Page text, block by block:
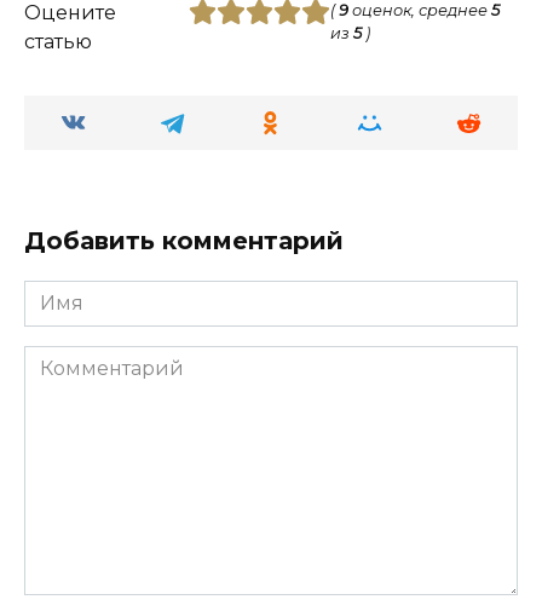
Оцените
статью
(9оценок, среднее 5
из 5)
Добавить комментарий
Имя
Комментарий